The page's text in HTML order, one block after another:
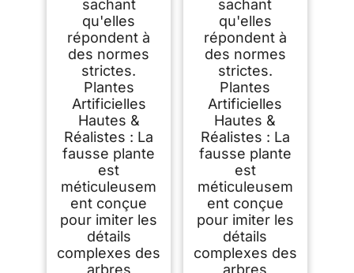
sachant
qu'elles
répondent à
des normes
strictes.
Plantes
Artificielles
Hautes &
Réalistes : La
fausse plante
est
méticuleusem
ent conçue
pour imiter les
détails
complexes des
arbres
sachant
qu'elles
répondent à
des normes
strictes.
Plantes
Artificielles
Hautes &
Réalistes : La
fausse plante
est
méticuleusem
ent conçue
pour imiter les
détails
complexes des
arbres